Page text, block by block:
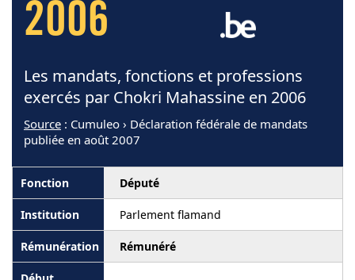
2006
Les mandats, fonctions et professions
exercés par Chokri Mahassine en 2006
Source : Cumuleo › Déclaration fédérale de mandats
publiée en août 2007
Député
Parlement flamand
Rémunéré